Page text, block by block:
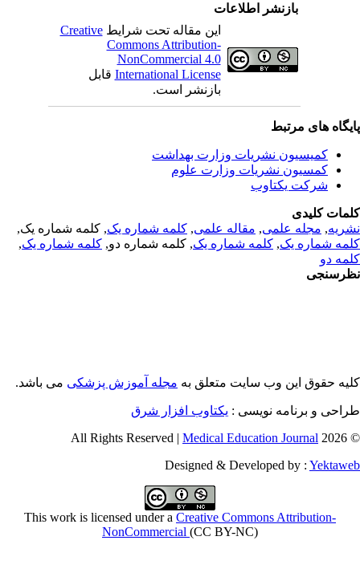
بازنشر اطلاعات
این مقاله تحت شرایطCreative
Commons Attribution-
NonCommercial 4.0
International Licenseقابل
بازنشر است.
های مرتبط
کمیسیون نشریات وزارت بهداشت
کمسیون نشریات وزارت علوم
شرکت یکتاوب
کلیدی
,مجله علمی, مقاله علمی, کلمه شماره یک, کلمه شماره یک,
شماره یک,کلمه شماره یک, کلمه شماره دو,کلمه شماره یک,
دو
حقوق این وب سایت متعلق بهمجله آموزش پزشکیمی باشد.
و برنامه نویسی : یکتاوب افزار شرق
©
Medical Education Journal
Designed & Developed by :
This work is licensed under aCreative Commons Attribution-
NonCommercial(CC BY-NC)